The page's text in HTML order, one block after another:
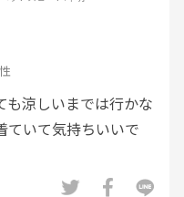
も涼しいまでは行かな
ていて気持ちいいで